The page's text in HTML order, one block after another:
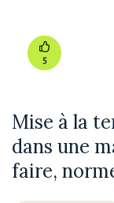
5
Mise à la
dans une
faire,